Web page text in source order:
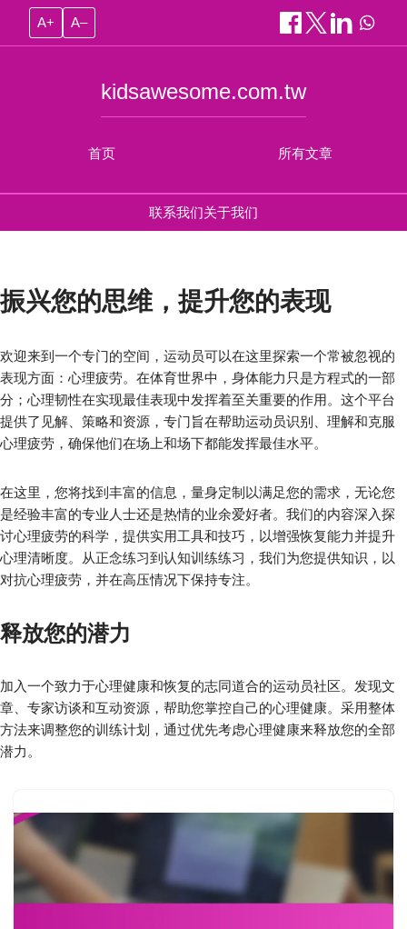
A+ A–
首页
kidsawesome.com.tw
所有文章
联系我们关于我们
振兴您的思维，提升您的表现
欢迎来到一个专门的空间，运动员可以在这里探索一个常被忽视的
表现方面：心理疲劳。在体育世界中，身体能力只是方程式的一部
分；心理韧性在实现最佳表现中发挥着至关重要的作用。这个平台
提供了见解、策略和资源，专门旨在帮助运动员识别、理解和克服
心理疲劳，确保他们在场上和场下都能发挥最佳水平。
在这里，您将找到丰富的信息，量身定制以满足您的需求，无论您
是经验丰富的专业人士还是热情的业余爱好者。我们的内容深入探
讨心理疲劳的科学，提供实用工具和技巧，以增强恢复能力并提升
心理清晰度。从正念练习到认知训练练习，我们为您提供知识，以
对抗心理疲劳，并在高压情况下保持专注。
释放您的潜力
加入一个致力于心理健康和恢复的志同道合的运动员社区。发现文
章、专家访谈和互动资源，帮助您掌控自己的心理健康。采用整体
方法来调整您的训练计划，通过优先考虑心理健康来释放您的全部
潜力。